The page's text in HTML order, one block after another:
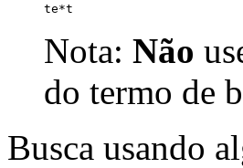
te*t
Nota: Não
do termo de
Busca usando